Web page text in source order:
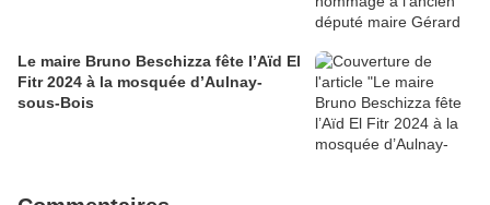
Le maire Bruno Beschizza fête l’Aïd El
Fitr 2024 à la mosquée d’Aulnay-
sous-Bois